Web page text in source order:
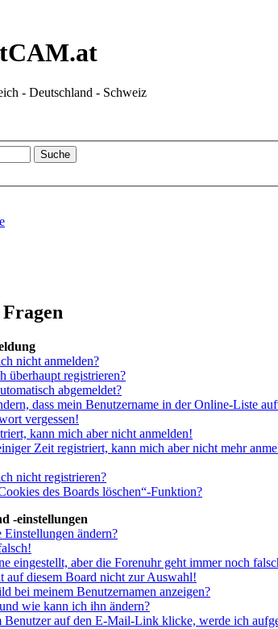
- Deutschland - Schweiz
nicht anmelden?
überhaupt registrieren?
abgemeldet?
dass mein Benutzername in der Online-Liste
vergessen!
kann mich aber nicht anmelden!
Zeit registriert, kann mich aber nicht mehr
nicht registrieren?
des Boards löschen“-Funktion?
-einstellungen
ändern?
eingestellt, aber die Forenuhr geht immer noch
auf diesem Board nicht zur Auswahl!
bei meinem Benutzernamen anzeigen?
wie kann ich ihn ändern?
Benutzer auf den E-Mail-Link klicke, werde ich